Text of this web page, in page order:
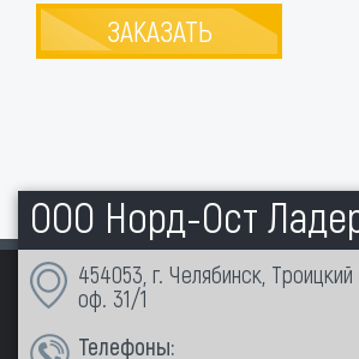
ЗАКАЗАТЬ
ООО Норд-Ост
454053, г. Челябинск, Троицкий
оф. 31/1
Телефоны: